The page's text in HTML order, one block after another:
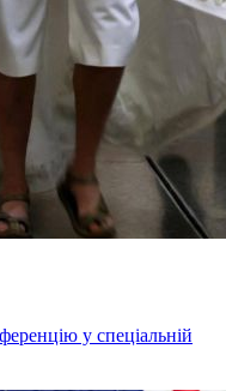
у спеціальній